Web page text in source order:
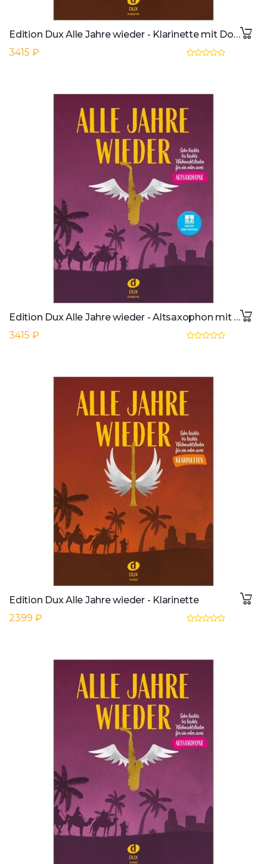
Edition Dux Alle Jahre wieder - Klarinette mit Download
3415 ₽
Edition Dux Alle Jahre wieder - Altsaxophon mit Download
3415 ₽
Edition Dux Alle Jahre wieder - Klarinette
2399 ₽